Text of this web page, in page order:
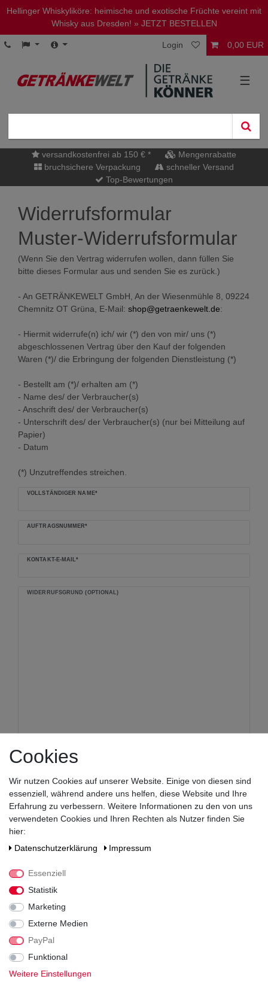
Hellinger Whiskyliköre: heimische und exotische Früchte vereint mit
Whisky aus Dresden! » JETZT BESTELLEN
Login 0,00 EUR
☰
versandkostenfrei ab 150 € *
Mengenrabatte
bruchsichere Verpackung
schneller Versand
Top-Bewertungen
Widerrufs­formular
Muster-Widerrufsformular
(Wenn Sie den Vertrag widerrufen wollen, dann füllen Sie
bitte dieses Formular aus und senden Sie es zurück.)
- An GETRÄNKEWELT GmbH, An der Wiesenmühle 8, 09224
Chemnitz OT Grüna, E-Mail: shop@getraenkewelt.de:
- Hiermit widerrufe(n) ich/ wir (*) den von mir/ uns (*)
abgeschlossenen Vertrag über den Kauf der folgenden
Waren (*)/ die Erbringung der folgenden Dienstleistung (*)
- Bestellt am (*)/ erhalten am (*)
- Name des/ der Verbraucher(s)
- Anschrift des/ der Verbraucher(s)
- Unterschrift des/ der Verbraucher(s) (nur bei Mitteilung auf
Papier)
- Datum
(*) Unzutreffendes streichen.
VOLLSTÄNDIGER NAME*
AUFTRAGSNUMMER*
KONTAKT-E-MAIL*
WIDERRUFSGRUND (OPTIONAL)
Ceres::Template.mailFormHoneypotLabel
Zahlen Sie bequem per
Cookies
Wir nutzen Cookies auf unserer Website. Einige von diesen sind
essenziell, während andere uns helfen, diese Website und Ihre
Erfahrung zu verbessern. Weitere Informationen zu den von uns
verwendeten Cookies und Ihren Rechten als Nutzer finden Sie
hier:
Daten­schutz­erklärung
Impressum
Essenziell
Statistik
Marketing
Externe Medien
PayPal
Funktional
Weitere Einstellungen